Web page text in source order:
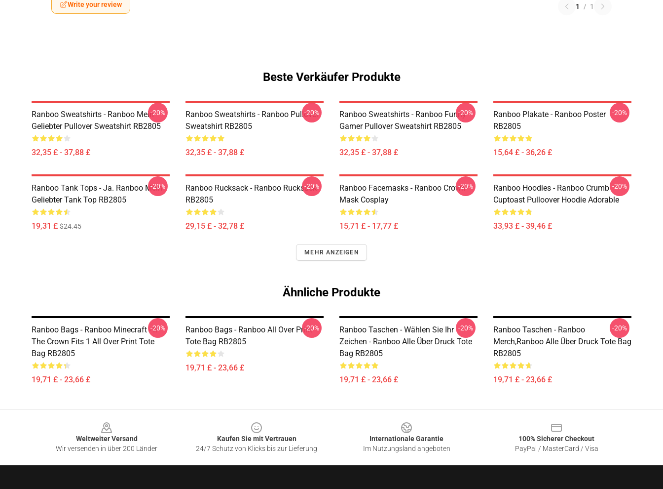
Write your review 1 / 1
Beste Verkäufer Produkte
Ranboo Sweatshirts - Ranboo Mein
Geliebter Pullover Sweatshirt RB2805
32,35 £ - 37,88 £
-20%
Ranboo Sweatshirts - Ranboo Pullover
Sweatshirt RB2805
32,35 £ - 37,88 £
-20%
Ranboo Sweatshirts - Ranboo Funny
Gamer Pullover Sweatshirt RB2805
32,35 £ - 37,88 £
-20%
Ranboo Plakate - Ranboo Poster
RB2805
15,64 £ - 36,26 £
-20%
Ranboo Tank Tops - Ja. Ranboo Mein
Geliebter Tank Top RB2805
19,31 £ $24.45
-20%
Ranboo Rucksack - Ranboo Rucksack
RB2805
29,15 £ - 32,78 £
-20%
Ranboo Facemasks - Ranboo Crown
Mask Cosplay
15,71 £ - 17,77 £
-20%
Ranboo Hoodies - Ranboo Crumb
Cuptoast Pulloover Hoodie Adorable
33,93 £ - 39,46 £
-20%
MEHR ANZEIGEN
Ähnliche Produkte
Ranboo Bags - Ranboo Minecraft - If
The Crown Fits 1 All Over Print Tote
Bag RB2805
19,71 £ - 23,66 £
-20%
Ranboo Bags - Ranboo All Over Print
Tote Bag RB2805
19,71 £ - 23,66 £
-20%
Ranboo Taschen - Wählen Sie Ihr
Zeichen - Ranboo Alle Über Druck Tote
Bag RB2805
19,71 £ - 23,66 £
-20%
Ranboo Taschen - Ranboo
Merch,Ranboo Alle Über Druck Tote Bag
RB2805
19,71 £ - 23,66 £
-20%
Weltweiter Versand
Wir versenden in über 200 Länder
Kaufen Sie mit Vertrauen
24/7 Schutz von Klicks bis zur Lieferung
Internationale Garantie
Im Nutzungsland angeboten
100% Sicherer Checkout
PayPal / MasterCard / Visa